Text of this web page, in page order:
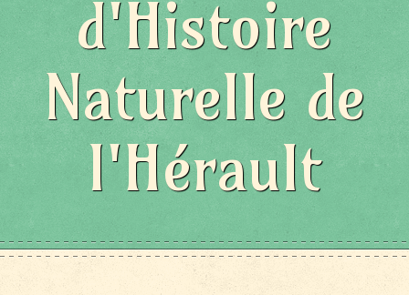
d'Histoire
Naturelle de
l'Hérault